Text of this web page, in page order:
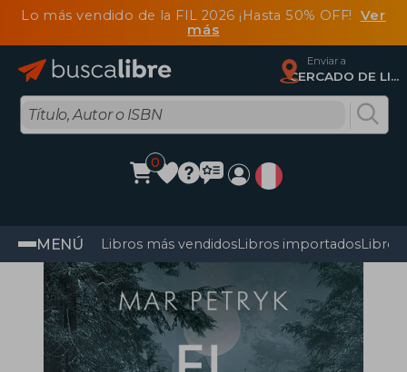
Lo más vendido de la FIL 2026 ¡Hasta 50% OFF! Ver
más
Enviar a
CERCADO DE LIMA, Lima
0
MENÚ Libros más vendidosLibros importadosLibros